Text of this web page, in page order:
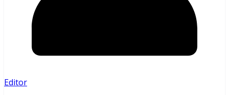
Editor